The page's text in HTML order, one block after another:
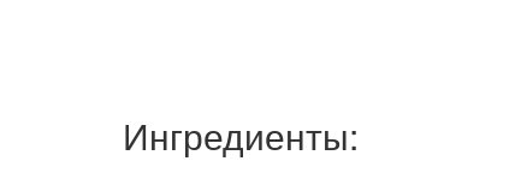
Ингредиенты: